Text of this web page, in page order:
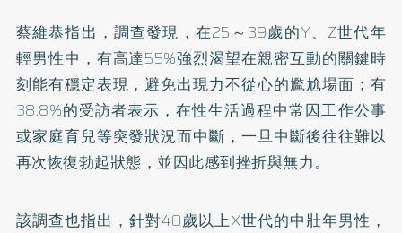
蔡維恭指出，調查發現，在25～39歲的Y、Z世代年
輕男性中，有高達55%強烈渴望在親密互動的關鍵時
刻能有穩定表現，避免出現力不從心的尷尬場面；有
38.8%的受訪者表示，在性生活過程中常因工作公事
或家庭育兒等突發狀況而中斷，一旦中斷後往往難以
再次恢復勃起狀態，並因此感到挫折與無力。
該調查也指出，針對40歲以上X世代的中壯年男性，